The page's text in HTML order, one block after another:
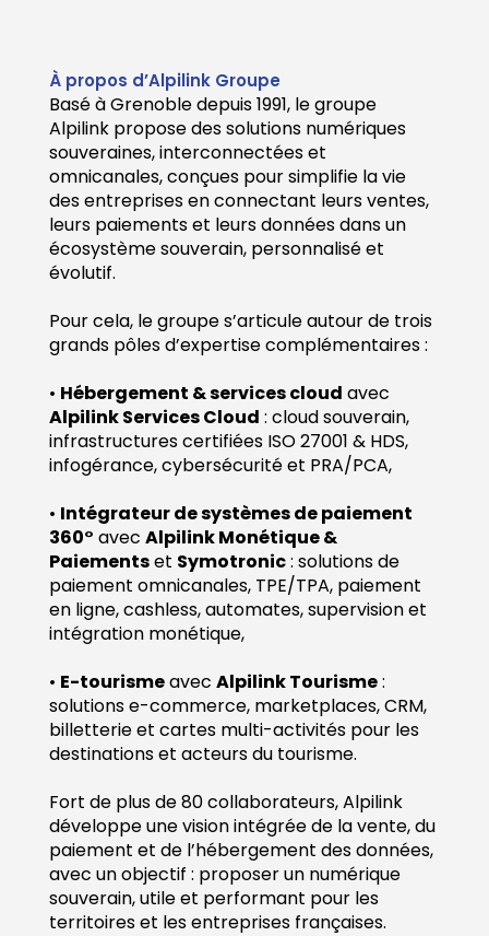
À propos d’Alpilink Groupe
Basé à Grenoble depuis 1991, le groupe
Alpilink propose des solutions numériques
souveraines, interconnectées et
omnicanales, conçues pour simplifie la vie
des entreprises en connectant leurs ventes,
leurs paiements et leurs données dans un
écosystème souverain, personnalisé et
évolutif.
Pour cela, le groupe s’articule autour de trois
grands pôles d’expertise complémentaires :
• Hébergement & services cloud avec
Alpilink Services Cloud : cloud souverain,
infrastructures certifiées ISO 27001 & HDS,
infogérance, cybersécurité et PRA/PCA,
• Intégrateur de systèmes de paiement
360° avec Alpilink Monétique &
Paiementset Symotronic: solutions de
paiement omnicanales, TPE/TPA, paiement
en ligne, cashless, automates, supervision et
intégration monétique,
• E-tourismeavec Alpilink Tourisme:
solutions e-commerce, marketplaces, CRM,
billetterie et cartes multi-activités pour les
destinations et acteurs du tourisme.
Fort de plus de 80 collaborateurs, Alpilink
développe une vision intégrée de la vente, du
paiement et de l’hébergement des données,
avec un objectif : proposer un numérique
souverain, utile et performant pour les
territoires et les entreprises françaises.